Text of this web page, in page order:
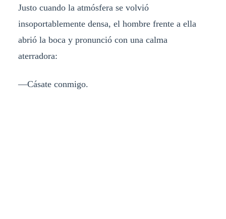
Justo cuando la atmósfera se volvió
insoportablemente densa, el hombre frente a ella
abrió la boca y pronunció con una calma
aterradora:
—Cásate conmigo.